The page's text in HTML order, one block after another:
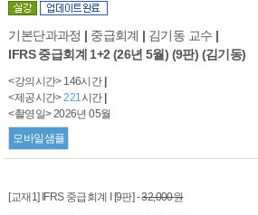
기본단과과정 | 중급회계 | 김기동 교수 |
IFRS 중급회계 1+2 (26년 5월) (9판) (김기동)
<강의시간> 146시간
<제공시간>221시간
<촬영일> 2026년 05월
모바일샘플
[교재1] IFRS 중급회계 I [9판] -32,000원